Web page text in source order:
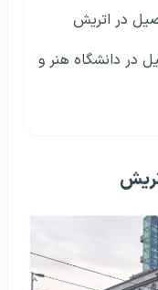
در اتریش
در دانشگاه هنر و